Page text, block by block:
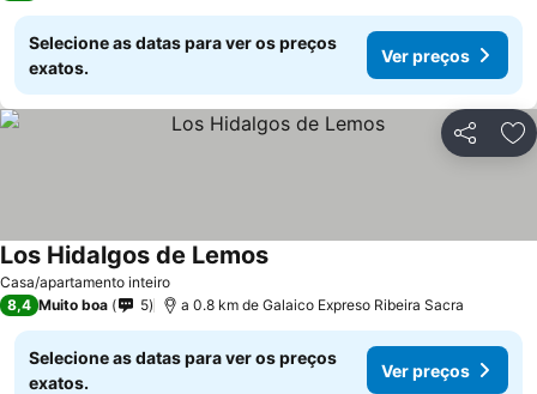
Selecione as datas para ver os preços
exatos.
Ver preços
Partilhar
Casa/apartamento inteiro
Los Hidalgos de Lemos
8,4 Muito boa 5 a 0.8 km de Galaico Expreso Ribeira Sacra
Selecione as datas para ver os preços
exatos.
Ver preços